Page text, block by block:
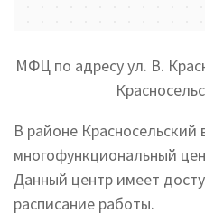
МФЦ по адресу ул. В.
В районе Красносельский
многофункциональный
Данный центр имеет
расписание работы.